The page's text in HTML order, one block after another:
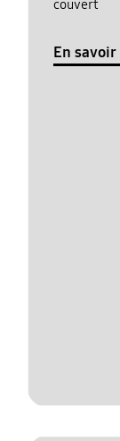
couvert
En